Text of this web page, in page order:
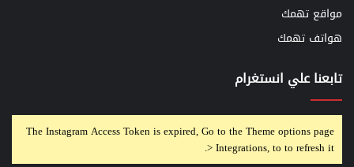
مواقع تهمك
هواتف تهمك
تابعنا علي انستغرام
The Instagram Access Token is expired, Go to the Theme options page
> Integrations, to to refresh it.